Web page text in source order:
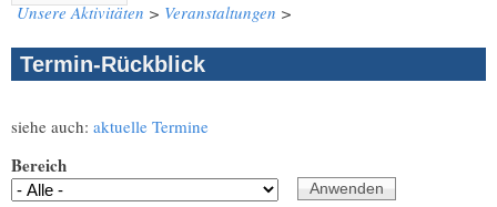
Unsere Aktivitäten > Veranstaltungen >
Termin-Rückblick
siehe auch: aktuelle Termine
Bereich